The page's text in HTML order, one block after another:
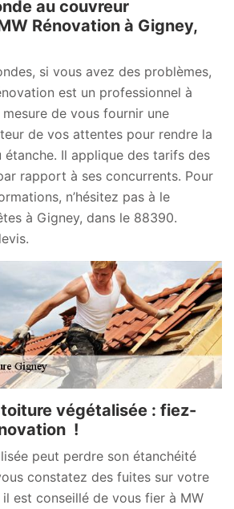
au couvreur
Rénovation à Gigney,
si vous avez des problèmes,
est un professionnel à
de vous fournir une
de vos attentes pour rendre la
Il applique des tarifs des
rapport à ses concurrents. Pour
n’hésitez pas à le
à Gigney, dans le 88390.
végétalisée : fiez-
!
peut perdre son étanchéité
constatez des fuites sur votre
est conseillé de vous fier à MW